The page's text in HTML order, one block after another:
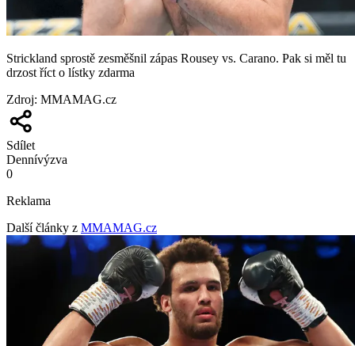
Strickland sprostě zesměšnil zápas Rousey vs. Carano. Pak si měl tu
drzost říct o lístky zdarma
Zdroj: MMAMAG.cz
Sdílet
Dennívýzva
0
Reklama
Další články z MMAMAG.cz